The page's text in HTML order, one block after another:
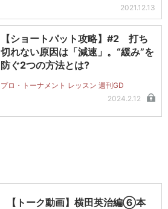
2021.12.13
【ショートパット攻略】#2 打ち
切れない原因は「減速」。“緩み”を
防ぐ2つの方法とは?
プロ・トーナメント レッスン 週刊GD
2024.2.12
【トーク動画】横田英治編⑥本